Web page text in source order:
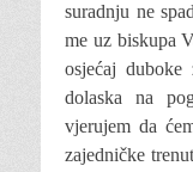
suradnju ne
me uz biskupa
osjećaj
dola­ska na
vjerujem da
zajedničke